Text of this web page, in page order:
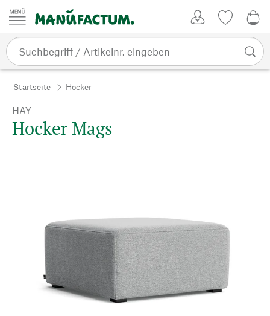
Zum Inhalt springen
Startseite Hocker
HAY
Hocker Mags